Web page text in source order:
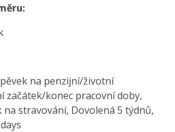
na penzijní/životní
začátek/konec pracovní doby,
stravování, Dovolená 5 týdnů,